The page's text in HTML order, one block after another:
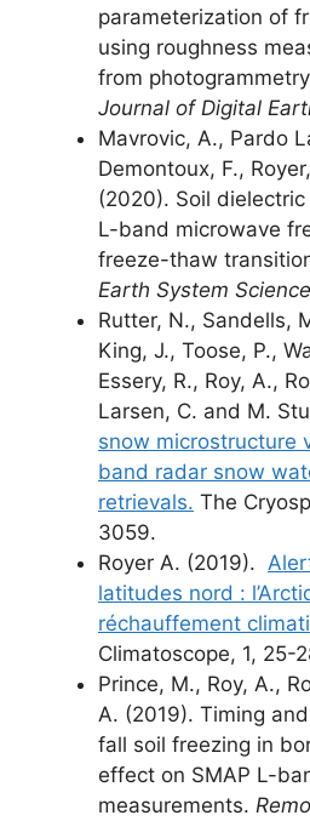
parameterization of
using roughness
from
Journal of Digital
Mavrovic, A., Pardo
Demontoux, F.,
(2020). Soil
L-band microwave
freeze-thaw
Earth System
Rutter, N., Sandells,
King, J., Toose, P.,
Essery, R., Roy, A.,
Larsen, C. and M.
snow microstructure
band radar snow
retrievals. The
3059.
Royer A. (2019).
latitudes nord :
réchauffement
Climatoscope, 1, 25-
Prince, M., Roy, A.,
A. (2019). Timing
fall soil freezing in
effect on SMAP L-
measurements.